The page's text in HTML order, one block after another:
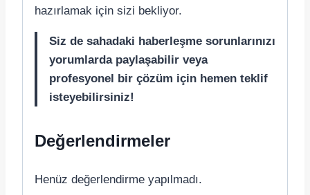
hazırlamak için sizi bekliyor.
Siz de sahadaki haberleşme sorunlarınızı
yorumlarda paylaşabilir veya
profesyonel bir çözüm için hemen teklif
isteyebilirsiniz!
Değerlendirmeler
Henüz değerlendirme yapılmadı.